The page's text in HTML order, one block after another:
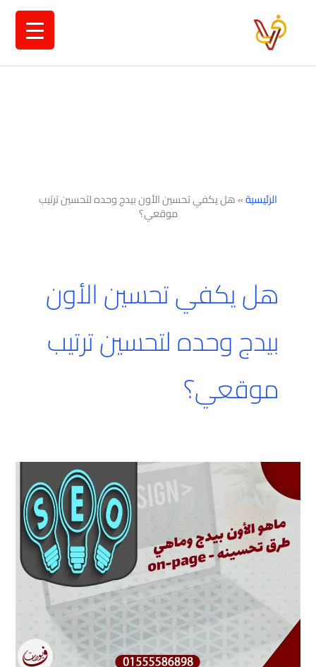
الرئيسية»هل يكفي تحسين الأون بيدج وحده لتحسين ترتيب
موقعي؟
هل يكفي تحسين الأون
بيدج وحده لتحسين ترتيب
موقعي؟
الأون